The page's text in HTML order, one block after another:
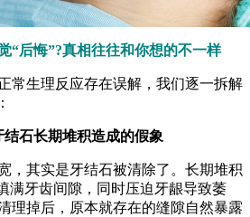
后悔”?真相往往和你想的不一样
生理反应存在误解，我们逐一拆解
石长期堆积造成的假象
其实是牙结石被清除了。长期堆积
满牙齿间隙，同时压迫牙龈导致萎
理掉后，原本就存在的缝隙自然暴露